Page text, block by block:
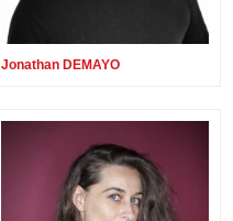
Jonathan DEMAYO